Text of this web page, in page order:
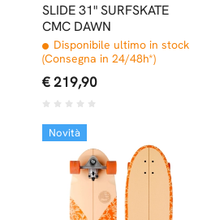
SLIDE 31" SURFSKATE
CMC DAWN
Disponibile ultimo in stock
(Consegna in 24/48h*)
€ 219,90
Novità